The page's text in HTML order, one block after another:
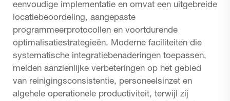
eenvoudige implementatie en omvat een uitgebreide
locatiebeoordeling, aangepaste
programmeerprotocollen en voortdurende
optimalisatiestrategieën. Moderne faciliteiten die
systematische integratiebenaderingen toepassen,
melden aanzienlijke verbeteringen op het gebied
van reinigingsconsistentie, personeelsinzet en
algehele operationele productiviteit, terwijl zij